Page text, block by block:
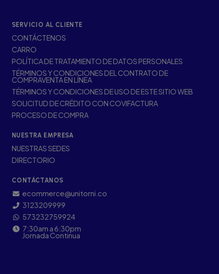
SERVICIO AL CLIENTE
CONTÁCTENOS
CARRO
POLÍTICA DE TRATAMIENTO DE DATOS PERSONALES
TÉRMINOS Y CONDICIONES DEL CONTRATO DE
COMPRAVENTA EN LÍNEA
TÉRMINOS Y CONDICIONES DE USO DE ESTE SITIO WEB
SOLICITUD DE CRÉDITO CON COVIFACTURA
PROCESO DE COMPRA
NUESTRA EMPRESA
NUESTRAS SEDES
DIRECTORIO
CONTÁCTANOS
ecommerce@unitorni.co
3123209999
573232759924
7:30am a 6:30pm
Jornada Continua